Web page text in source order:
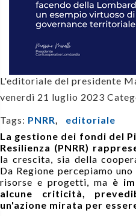
L'editoriale del presidente
venerdì 21 luglio 2023
Tags: PNRR, editoriale
La gestione dei fondi del
Resilienza (PNRR)
la crescita, sia della
Da Regione percepiamo
risorse e progetti, ma è
alcune criticità,
un'azione mirata per